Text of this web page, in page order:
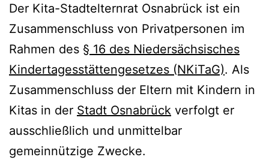
Der Kita-Stadtelternrat Osnabrück ist ein
Zusammenschluss von Privatpersonen im
Rahmen des § 16 des Niedersächsisches
Kindertagesstättengesetzes (NKiTaG). Als
Zusammenschluss der Eltern mit Kindern in
Kitas in der Stadt Osnabrück verfolgt er
ausschließlich und unmittelbar
gemeinnützige Zwecke.